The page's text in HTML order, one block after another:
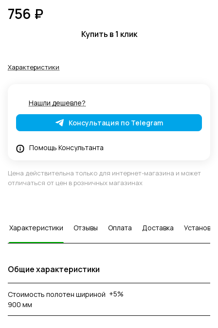
756 ₽
Купить в 1 клик
Характеристики
Нашли дешевле?
Консультация по Telegram
Помощь Консультанта
Цена действительна только для интернет-магазина и может
отличаться от цен в розничных магазинах
Характеристики Отзывы Оплата Доставка Установка
Общие характеристики
Стоимость полотен шириной
900 мм
+5%